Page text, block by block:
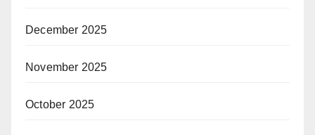
December 2025
November 2025
October 2025